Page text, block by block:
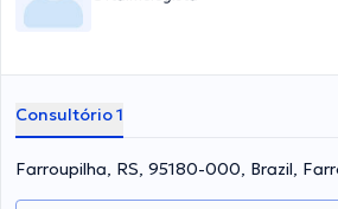
Consultório 1
Farroupilha, RS, 95180-000, Brazil,